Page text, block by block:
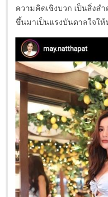
ความคิดเชิงบวก เป็นสิ่ง
ขึ้นมาเป็นแรงบันดาลใจใ